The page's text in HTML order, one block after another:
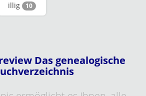
illig 10
Das genealogische